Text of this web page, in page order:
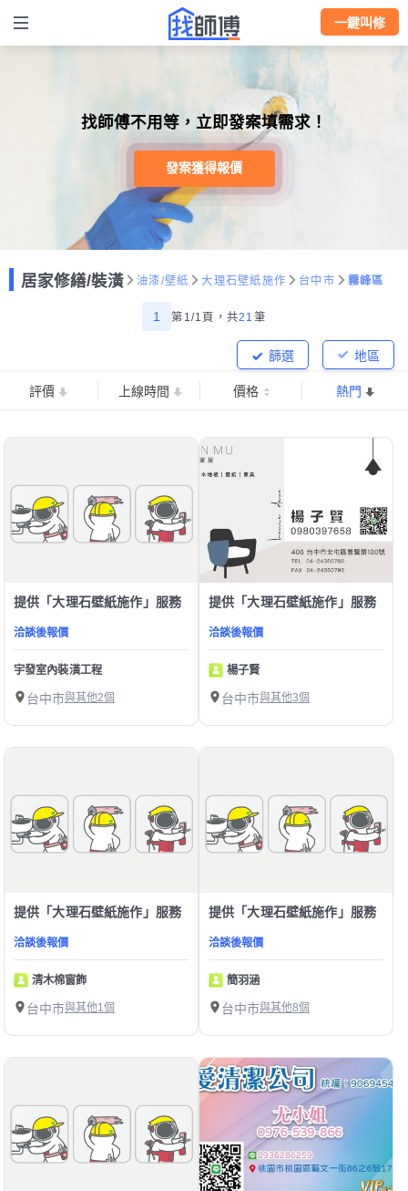
一鍵叫修
找師傅不用等，立即發案填需求！
發案獲得報價
居家修繕/裝潢 油漆/壁紙 大理石壁紙施作 台中市 霧峰區
1 第1/1頁， 共21 筆
地區
篩選
評價 上線時間 價格 熱門
提供「大理石壁紙施作」服務
洽談後報價
宇發室內裝潢工程
台中市與其他2個
提供「大理石壁紙施作」服務
洽談後報價
楊子賢
台中市與其他3個
提供「大理石壁紙施作」服務
洽談後報價
清木棉窗飾
台中市與其他1個
提供「大理石壁紙施作」服務
洽談後報價
簡羽涵
台中市與其他8個